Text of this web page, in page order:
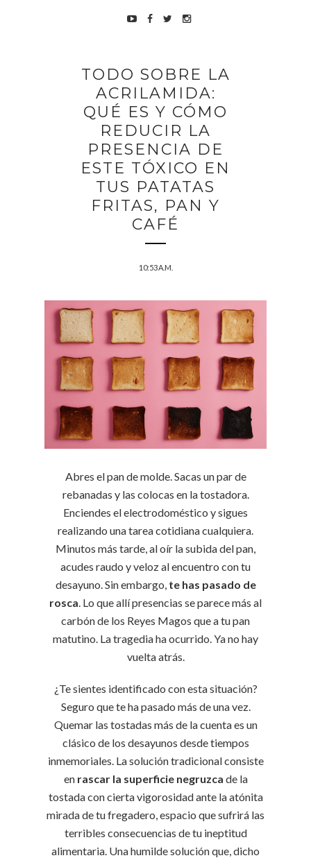
TODO SOBRE LA
ACRILAMIDA:
QUÉ ES Y CÓMO
REDUCIR LA
PRESENCIA DE
ESTE TÓXICO EN
TUS PATATAS
FRITAS, PAN Y
CAFÉ
10:53 A.M.
Abres el pan de molde. Sacas un par de
rebanadas y las colocas en la tostadora.
Enciendes el electrodoméstico y sigues
realizando una tarea cotidiana cualquiera.
Minutos más tarde, al oír la subida del pan,
acudes raudo y veloz al encuentro con tu
desayuno. Sin embargo, te has pasado de
rosca . Lo que allí presencias se parece más al
carbón de los Reyes Magos que a tu pan
matutino. La tragedia ha ocurrido. Ya no hay
vuelta atrás.
¿Te sientes identificado con esta situación?
Seguro que te ha pasado más de una vez.
Quemar las tostadas más de la cuenta es un
clásico de los desayunos desde tiempos
inmemoriales. La solución tradicional consiste
en rascar la superficie negruzca de la
tostada con cierta vigorosidad ante la atónita
mirada de tu fregadero, espacio que sufrirá las
terribles consecuencias de tu ineptitud
alimentaria. Una humilde solución que, dicho